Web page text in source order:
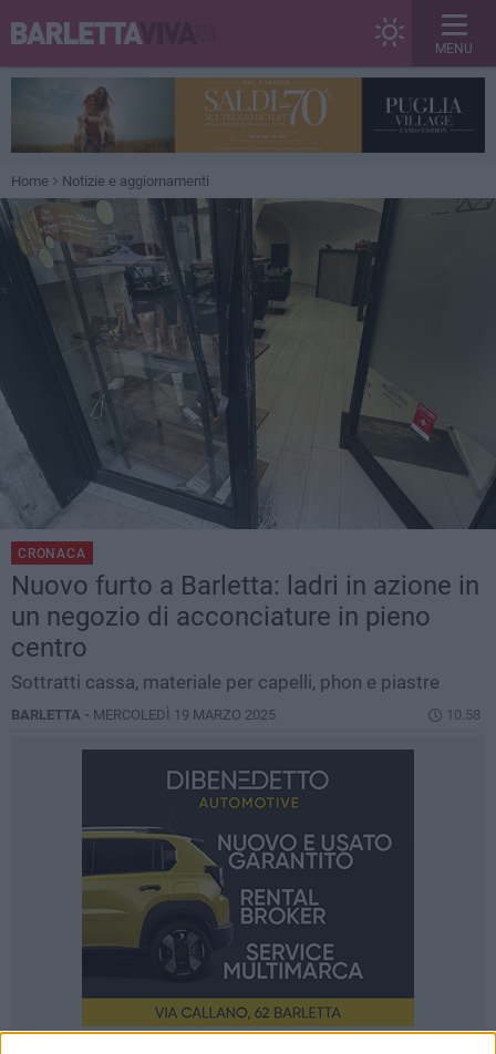
MENU
Home Notizie e aggiornamenti
CRONACA
Nuovo furto a Barletta: ladri in azione in
un negozio di acconciature in pieno
centro
Sottratti cassa, materiale per capelli, phon e piastre
BARLETTA - MERCOLEDÌ 19 MARZO 2025 10.58